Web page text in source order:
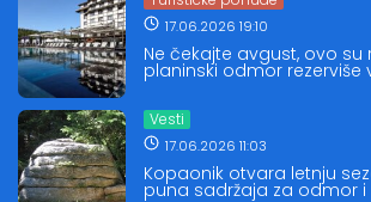
17.06.2026 19:10
Ne čekajte avgust, ovo su
planinski odmor rezerviše
Vesti
17.06.2026 11:03
Kopaonik otvara letnju
puna sadržaja za odmor